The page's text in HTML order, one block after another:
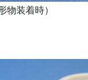
物装着時）